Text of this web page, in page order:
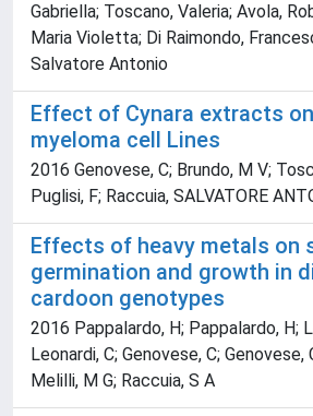
Gabriella; Toscano, Valeria; Avola,
Maria Violetta; Di Raimondo,
Salvatore Antonio
Effect of Cynara extracts
myeloma cell Lines
2016 Genovese, C; Brundo, M V;
Puglisi, F; Raccuia, SALVATORE
Effects of heavy metals on
germination and growth in
cardoon genotypes
2016 Pappalardo, H; Pappalardo, H;
Leonardi, C; Genovese, C; Genovese,
Melilli, M G; Raccuia, S A